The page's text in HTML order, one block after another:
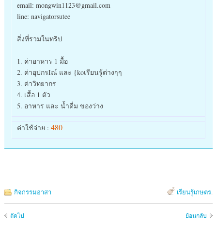
email: mongwin1123@gmail.com
line: navigatorsutee
สิ่งที่รวมในทริป
1. ค่าอาหาร 1 มื้อ
2. ค่าอุปกรIณ์ และ {koเรียนรู้ต่างๆๆ
3. ค่าวิทยากร
4. เสื้อ 1 ตัว
5. อาหาร และ น้ำดื่ม ของว่าง
ค่าใช้จ่าย : 480
กิจกรรมอาสา เรียนรู้เกษตร.
ถัดไป ย้อนกลับ